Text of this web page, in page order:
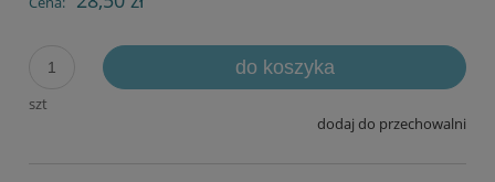
szt
do koszyka
dodaj do przechowalni